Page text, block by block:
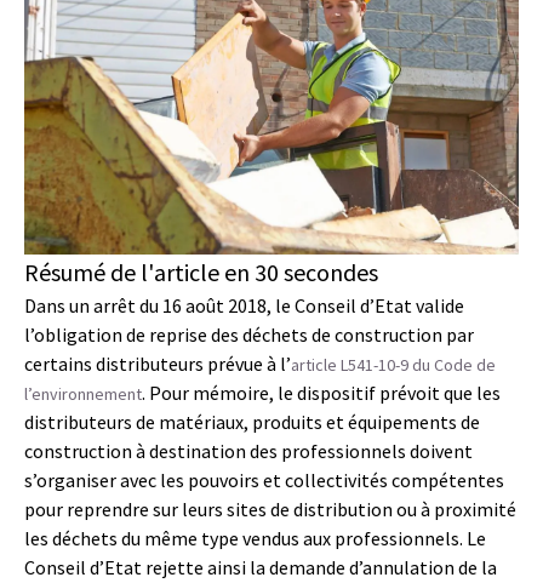
Résumé de l'article en 30 secondes
Dans un arrêt du 16 août 2018, le Conseil d’Etat valide
l’obligation de reprise des déchets de construction par
certains distributeurs prévue à l’article L541-10-9 du Code de
l’environnement. Pour mémoire, le dispositif prévoit que les
distributeurs de matériaux, produits et équipements de
construction à destination des professionnels doivent
s’organiser avec les pouvoirs et collectivités compétentes
pour reprendre sur leurs sites de distribution ou à proximité
les déchets du même type vendus aux professionnels. Le
Conseil d’Etat rejette ainsi la demande d’annulation de la